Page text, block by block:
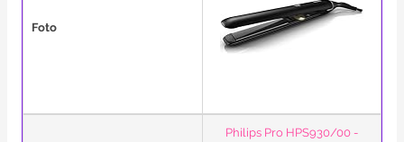
Foto
Philips Pro HPS930/00 -